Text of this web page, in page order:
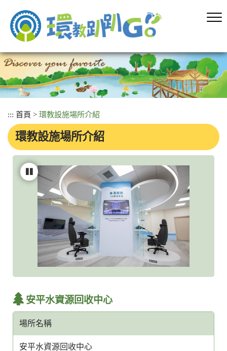
容
塊
::: 首頁 > 環教設施場所介紹
環教設施場所介紹
安平水資源回收中心
場所名稱
安平水資源回收中心